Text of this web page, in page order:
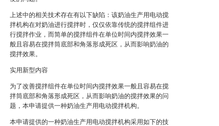
上述中的相关技术存在有以下缺陷：该奶油生产用电动搅
拌机构在对奶油进行搅拌时，仅仅依靠传统的搅拌组件进
行搅拌作业，而简单的搅拌组件在单位时间内搅拌效果一
般且容易在搅拌筒底部和角落形成死区，从而影响奶油的
搅拌效果。
实用新型内容
为了改善搅拌组件在单位时间内搅拌效果一般且容易在搅
拌筒底部和角落形成死区，从而影响奶油的搅拌效果的问
题，本申请提供一种奶油生产用电动搅拌机构。
本申请提供的一种奶油生产用电动搅拌机构采用如下的技